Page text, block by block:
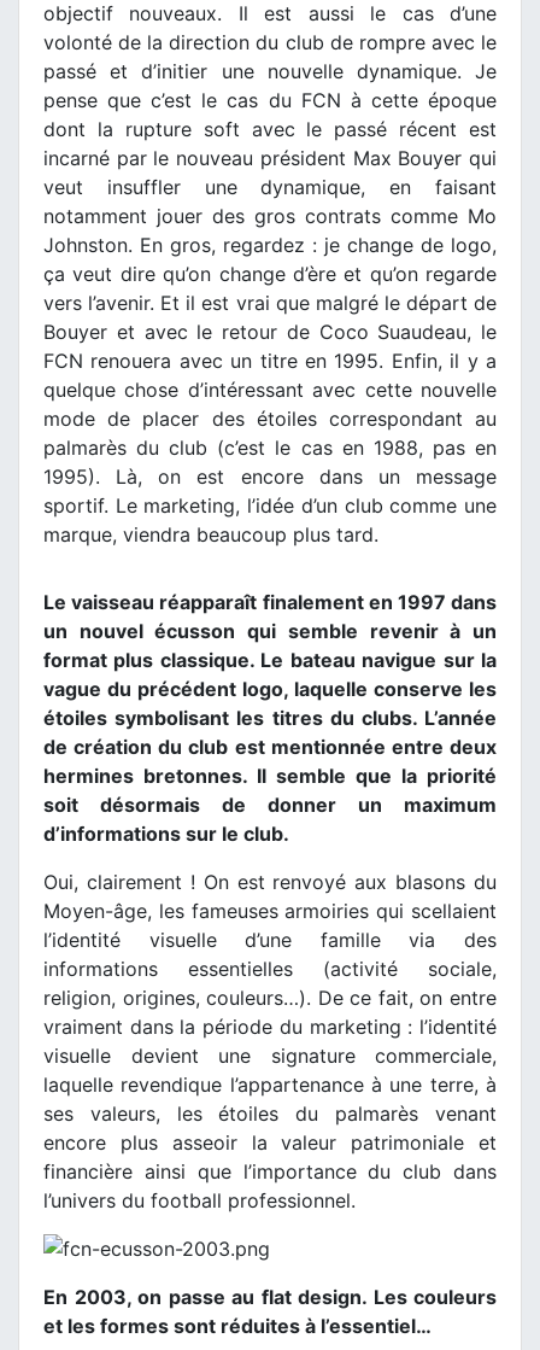
objectif nouveaux. Il est aussi le cas d’une
volonté de la direction du club de rompre avec le
passé et d’initier une nouvelle dynamique. Je
pense que c’est le cas du FCN à cette époque
dont la rupture soft avec le passé récent est
incarné par le nouveau président Max Bouyer qui
veut insuffler une dynamique, en faisant
notamment jouer des gros contrats comme Mo
Johnston. En gros, regardez : je change de logo,
ça veut dire qu’on change d’ère et qu’on regarde
vers l’avenir. Et il est vrai que malgré le départ de
Bouyer et avec le retour de Coco Suaudeau, le
FCN renouera avec un titre en 1995. Enfin, il y a
quelque chose d’intéressant avec cette nouvelle
mode de placer des étoiles correspondant au
palmarès du club (c’est le cas en 1988, pas en
1995). Là, on est encore dans un message
sportif. Le marketing, l’idée d’un club comme une
marque, viendra beaucoup plus tard.
Le vaisseau réapparaît finalement en 1997 dans
un nouvel écusson qui semble revenir à un
format plus classique. Le bateau navigue sur la
vague du précédent logo, laquelle conserve les
étoiles symbolisant les titres du clubs. L’année
de création du club est mentionnée entre deux
hermines bretonnes. Il semble que la priorité
soit désormais de donner un maximum
d’informations sur le club.
Oui, clairement ! On est renvoyé aux blasons du
Moyen-âge, les fameuses armoiries qui scellaient
l’identité visuelle d’une famille via des
informations essentielles (activité sociale,
religion, origines, couleurs…). De ce fait, on entre
vraiment dans la période du marketing : l’identité
visuelle devient une signature commerciale,
laquelle revendique l’appartenance à une terre, à
ses valeurs, les étoiles du palmarès venant
encore plus asseoir la valeur patrimoniale et
financière ainsi que l’importance du club dans
l’univers du football professionnel.
En 2003, on passe au flat design. Les couleurs
et les formes sont réduites à l’essentiel…